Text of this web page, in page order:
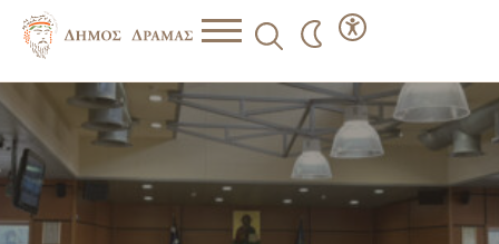
Τροποποίηση του ισχύοντα Κανονισμού Λειτουργίας
Δημοτικών Κοιμητηρίων, όπως εγκρίθηκε με την αριθμ.
38/2008 απόφαση του Δ.Σ.